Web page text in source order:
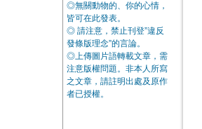
◎無關動物的、你的心情，
皆可在此發表。
◎ 請注意，禁止刊登”違反
發條版理念”的言論。
◎上傳圖片語轉載文章，需
注意版權問題。非本人所寫
之文章，請註明出處及原作
者已授權。